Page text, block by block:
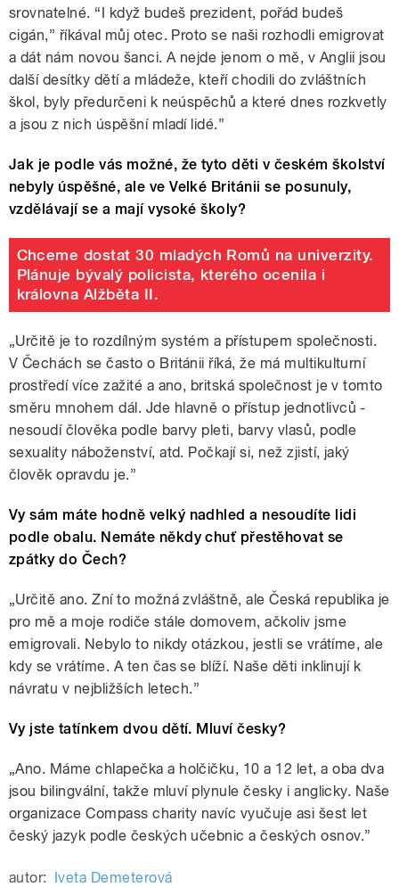
srovnatelné. “I když budeš prezident, pořád budeš
cigán,” říkával můj otec. Proto se naši rozhodli emigrovat
a dát nám novou šanci. A nejde jenom o mě, v Anglii jsou
další desítky dětí a mládeže, kteří chodili do zvláštních
škol, byly předurčeni k neúspěchů a které dnes rozkvetly
a jsou z nich úspěšní mladí lidé.”
Jak je podle vás možné, že tyto děti v českém školství
nebyly úspěšné, ale ve Velké Británii se posunuly,
vzdělávají se a mají vysoké školy?
Chceme dostat 30 mladých Romů na univerzity.
Plánuje bývalý policista, kterého ocenila i
královna Alžběta II.
„Určitě je to rozdílným systém a přístupem společnosti.
V Čechách se často o Británii říká, že má multikulturní
prostředí více zažité a ano, britská společnost je v tomto
směru mnohem dál. Jde hlavně o přístup jednotlivců -
nesoudí člověka podle barvy pleti, barvy vlasů, podle
sexuality náboženství, atd. Počkají si, než zjistí, jaký
člověk opravdu je.”
Vy sám máte hodně velký nadhled a nesoudíte lidi
podle obalu. Nemáte někdy chuť přestěhovat se
zpátky do Čech?
„Určitě ano. Zní to možná zvláštně, ale Česká republika je
pro mě a moje rodiče stále domovem, ačkoliv jsme
emigrovali. Nebylo to nikdy otázkou, jestli se vrátíme, ale
kdy se vrátíme. A ten čas se blíží. Naše děti inklinují k
návratu v nejbližších letech.”
Vy jste tatínkem dvou dětí. Mluví česky?
„Ano. Máme chlapečka a holčičku, 10 a 12 let, a oba dva
jsou bilingvální, takže mluví plynule česky i anglicky. Naše
organizace Compass charity navíc vyučuje asi šest let
český jazyk podle českých učebnic a českých osnov.”
autor: Iveta Demeterová